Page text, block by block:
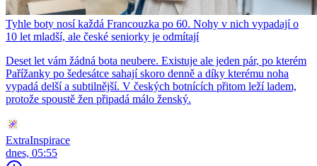
Tyhle boty nosí každá Francouzka po 60. Nohy v nich vypadají o
10 let mladší, ale české seniorky je odmítají
Deset let vám žádná bota neubere. Existuje ale jeden pár, po kterém
Pařížanky po šedesátce sahají skoro denně a díky kterému noha
vypadá delší a subtilnější. V českých botnících přitom leží ladem,
protože spoustě žen připadá málo ženský.
ExtraInspirace
dnes, 05:55